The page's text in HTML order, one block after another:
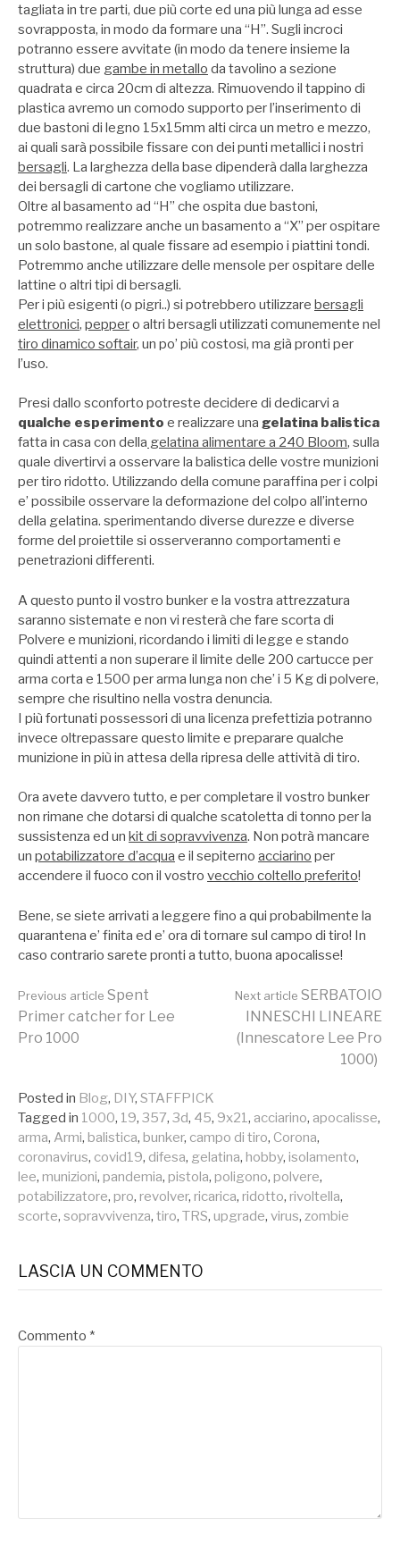
tagliata in tre parti, due più corte ed una più lunga ad esse
sovrapposta, in modo da formare una “H”. Sugli incroci
potranno essere avvitate (in modo da tenere insieme la
struttura) due gambe in metallo da tavolino a sezione
quadrata e circa 20cm di altezza. Rimuovendo il tappino di
plastica avremo un comodo supporto per l’inserimento di
due bastoni di legno 15x15mm alti circa un metro e mezzo,
ai quali sarà possibile fissare con dei punti metallici i nostri
bersagli. La larghezza della base dipenderà dalla larghezza
dei bersagli di cartone che vogliamo utilizzare.
Oltre al basamento ad “H” che ospita due bastoni,
potremmo realizzare anche un basamento a “X” per ospitare
un solo bastone, al quale fissare ad esempio i piattini tondi.
Potremmo anche utilizzare delle mensole per ospitare delle
lattine o altri tipi di bersagli.
Per i più esigenti (o pigri..) si potrebbero utilizzare bersagli
elettronici, peppero altri bersagli utilizzati comunemente nel
tiro dinamico softair, un po’ più costosi, ma già pronti per
l’uso.
Presi dallo sconforto potreste decidere di dedicarvi a
qualche esperimento e realizzare una gelatina balistica
fatta in casa con della gelatina alimentare a 240 Bloom, sulla
quale divertirvi a osservare la balistica delle vostre munizioni
per tiro ridotto. Utilizzando della comune paraffina per i colpi
e’ possibile osservare la deformazione del colpo all’interno
della gelatina. sperimentando diverse durezze e diverse
forme del proiettile si osserveranno comportamenti e
penetrazioni differenti.
A questo punto il vostro bunker e la vostra attrezzatura
saranno sistemate e non vi resterà che fare scorta di
Polvere e munizioni, ricordando i limiti di legge e stando
quindi attenti a non superare il limite delle 200 cartucce per
arma corta e 1500 per arma lunga non che’ i 5 Kg di polvere,
sempre che risultino nella vostra denuncia.
I più fortunati possessori di una licenza prefettizia potranno
invece oltrepassare questo limite e preparare qualche
munizione in più in attesa della ripresa delle attività di tiro.
Ora avete davvero tutto, e per completare il vostro bunker
non rimane che dotarsi di qualche scatoletta di tonno per la
sussistenza ed un kit di sopravvivenza. Non potrà mancare
un potabilizzatore d’acqua e il sepiterno acciarino per
accendere il fuoco con il vostro vecchio coltello preferito!
Bene, se siete arrivati a leggere fino a qui probabilmente la
quarantena e’ finita ed e’ ora di tornare sul campo di tiro! In
caso contrario sarete pronti a tutto, buona apocalisse!
Continue
Previous article Spent
Primer catcher for Lee
Pro 1000
Next article SERBATOIO
INNESCHI LINEARE
(Innescatore Lee Pro
1000)
Posted in Blog, DIY, STAFFPICK
Tagged in 1000, 19, 357, 3d, 45, 9x21, acciarino, apocalisse,
arma, Armi, balistica, bunker, campo di tiro, Corona,
coronavirus, covid19, difesa, gelatina, hobby, isolamento,
lee, munizioni, pandemia, pistola, poligono, polvere,
potabilizzatore, pro, revolver, ricarica, ridotto, rivoltella,
scorte, sopravvivenza, tiro, TRS, upgrade, virus, zombie
LASCIA UN COMMENTO
Commento *